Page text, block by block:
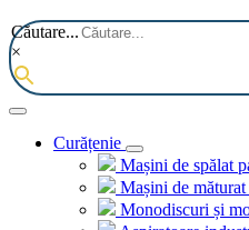
Căutare...
×
Curățenie
Mașini de spălat
Mașini de măturat
Monodiscuri și